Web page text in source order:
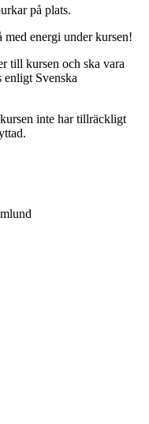
på plats.
energi under kursen!
till kursen och ska vara
enligt Svenska
inte har tillräckligt